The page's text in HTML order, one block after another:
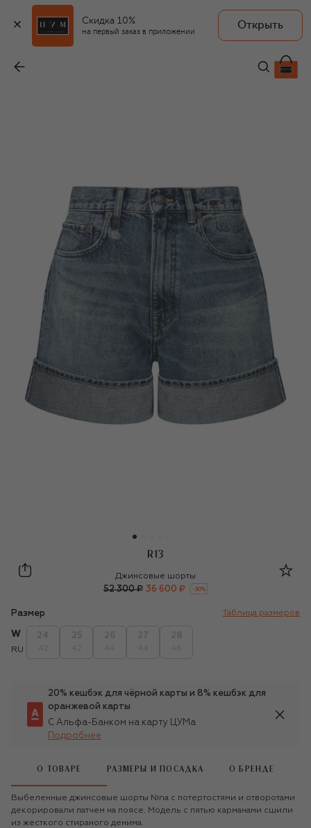
Скидка 10%
на первый заказ в приложении
Открыть
R13
36 600 ₽
R13
R13
Джинсовые шорты
52 300 ₽ 36 600 ₽ -30%
Размер Таблица размеров
W
RU
20% кешбэк для чёрной карты и 8% кешбэк для
оранжевой карты
С Альфа-Банком на карту ЦУМа
Подробнее
О ТОВАРЕ РАЗМЕРЫ И ПОСАДКА О БРЕНДЕ
Выбеленные джинсовые шорты Nina с потертостями и отворотами
декорировали патчем на поясе. Модель с пятью карманами сшили
из жесткого стираного денима.